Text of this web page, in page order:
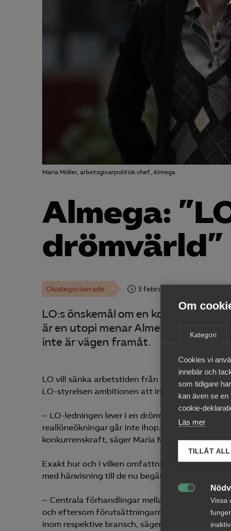
Om
Kategori
Cookies vi
innebär och
som tidigare
kan även se
cookie-
Läs mer
TILLÅT
Vissa
Maria Möller, arbetsgivarpolitisk chef, Almega
Almega:
drömvärld”
Okategoriserade 3 februari
LO:s önskemål om en kortare
är en utopi menar Almega, som
inte är vägen framåt.
LO vill sänka arbetstiden från dagens 40
LO-styrelsen ambitionen att inleda
– LO-ledningen lever i en drömvärld. Det säger
reallöneökningar går inte ihop. Istället skulle det
konkurrenskraft, säger Maria Möller,
Exakt hur och i vilken omfattning arbetstiden
med hänvisning till de nu begärda
– Centrala förhandlingar mellan LO och
och eftersom förutsättningarna skiljer sig åt
inom respektive bransch, säger Maria Möller.